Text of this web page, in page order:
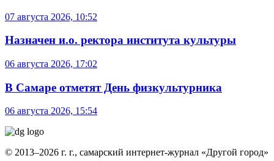
07 августа 2026, 10:52
Назначен и.о. ректора института культуры
06 августа 2026, 17:02
В Самаре отметят День физкультурника
06 августа 2026, 15:54
© 2013–2026 г. г., самарский интернет-журнал «Другой город»